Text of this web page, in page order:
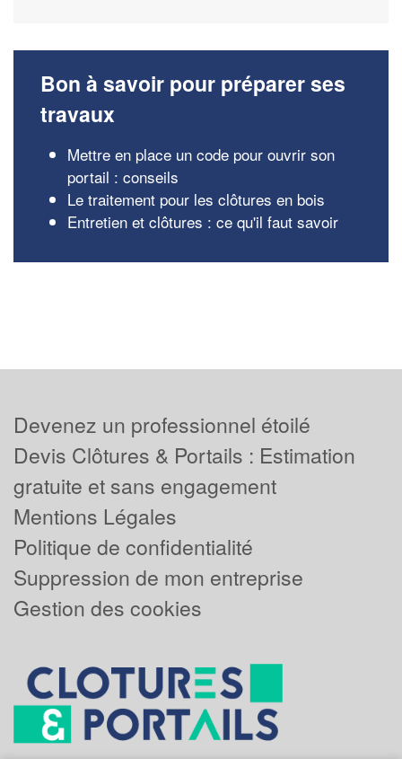
Bon à savoir pour préparer ses
travaux
Mettre en place un code pour ouvrir son
portail : conseils
Le traitement pour les clôtures en bois
Entretien et clôtures : ce qu'il faut savoir
Devenez un professionnel étoilé
Devis Clôtures & Portails : Estimation
gratuite et sans engagement
Mentions Légales
Politique de confidentialité
Suppression de mon entreprise
Gestion des cookies